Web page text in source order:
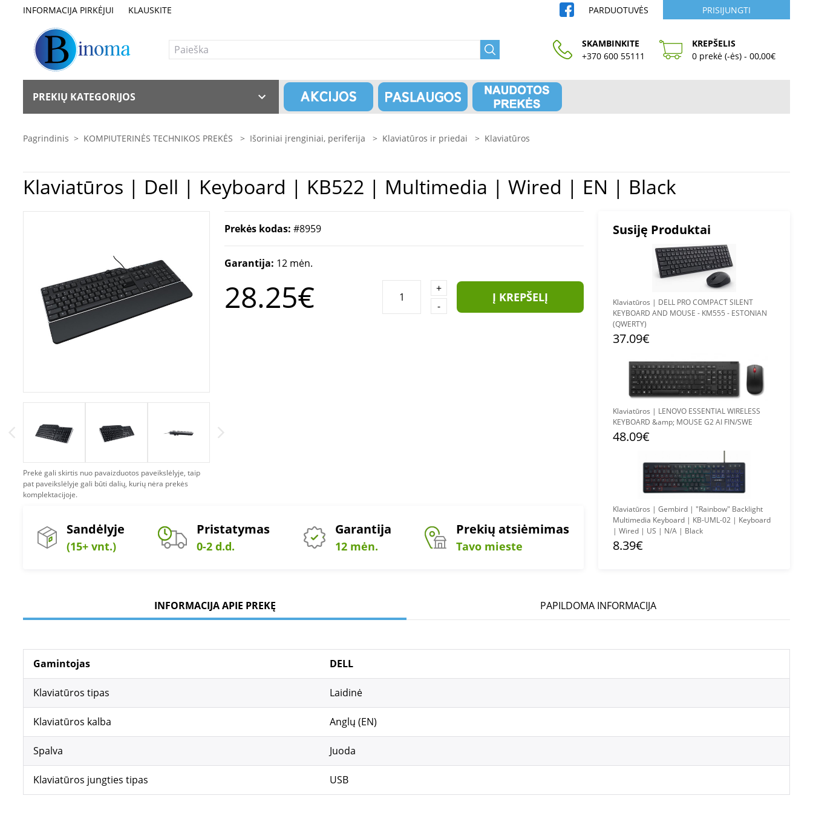
INFORMACIJA PIRKĖJUI KLAUSKITE PARDUOTUVĖS PRISIJUNGTI
SKAMBINKITE
+370 600 55111
KREPŠELIS
0 prekė (-ės) - 00,00€
PREKIŲ KATEGORIJOS
Pagrindinis > KOMPIUTERINĖS TECHNIKOS PREKĖS > Išoriniai įrenginiai, periferija > Klaviatūros ir priedai > Klaviatūros
Klaviatūros | Dell | Keyboard | KB522 | Multimedia | Wired | EN | Black
Prekė gali skirtis nuo pavaizduotos paveikslėlyje, taip
pat paveikslėlyje gali būti dalių, kurių nėra prekės
komplektacijoje.
Prekės kodas: #8959
Garantija: 12 mėn.
28.25€
+
-
Į KREPŠELĮ
Sandėlyje
(15+ vnt.)
Pristatymas
0-2 d.d.
Garantija
12 mėn.
Prekių atsiėmimas
Tavo mieste
Susiję Produktai
Klaviatūros | DELL PRO COMPACT SILENT
KEYBOARD AND MOUSE - KM555 - ESTONIAN
(QWERTY)
37.09€
Klaviatūros | LENOVO ESSENTIAL WIRELESS
KEYBOARD &amp; MOUSE G2 AI FIN/SWE
48.09€
Klaviatūros | Gembird | "Rainbow" Backlight
Multimedia Keyboard | KB-UML-02 | Keyboard
| Wired | US | N/A | Black
8.39€
INFORMACIJA APIE PREKĘ PAPILDOMA INFORMACIJA
Gamintojas DELL
Klaviatūros tipas Laidinė
Klaviatūros kalba Anglų (EN)
Spalva Juoda
Klaviatūros jungties tipas USB